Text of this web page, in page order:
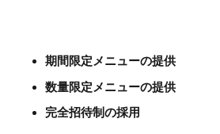
期間限定メニューの提供
数量限定メニューの提供
完全招待制の採用